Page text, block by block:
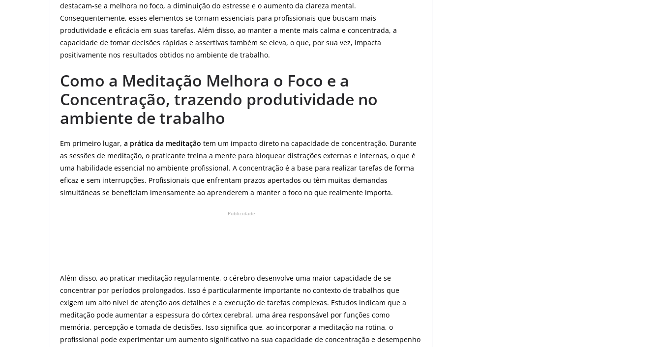
destacam-se a melhora no foco, a diminuição do estresse e o aumento da clareza mental.
Consequentemente, esses elementos se tornam essenciais para profissionais que buscam mais
produtividade e eficácia em suas tarefas. Além disso, ao manter a mente mais calma e concentrada, a
capacidade de tomar decisões rápidas e assertivas também se eleva, o que, por sua vez, impacta
positivamente nos resultados obtidos no ambiente de trabalho.
Como a Meditação Melhora o Foco e a
Concentração, trazendo produtividade no
ambiente de trabalho
Em primeiro lugar, a prática da meditação tem um impacto direto na capacidade de concentração. Durante
as sessões de meditação, o praticante treina a mente para bloquear distrações externas e internas, o que é
uma habilidade essencial no ambiente profissional. A concentração é a base para realizar tarefas de forma
eficaz e sem interrupções. Profissionais que enfrentam prazos apertados ou têm muitas demandas
simultâneas se beneficiam imensamente ao aprenderem a manter o foco no que realmente importa.
Publicidade
Além disso, ao praticar meditação regularmente, o cérebro desenvolve uma maior capacidade de se
concentrar por períodos prolongados. Isso é particularmente importante no contexto de trabalhos que
exigem um alto nível de atenção aos detalhes e a execução de tarefas complexas. Estudos indicam que a
meditação pode aumentar a espessura do córtex cerebral, uma área responsável por funções como
memória, percepção e tomada de decisões. Isso significa que, ao incorporar a meditação na rotina, o
profissional pode experimentar um aumento significativo na sua capacidade de concentração e desempenho